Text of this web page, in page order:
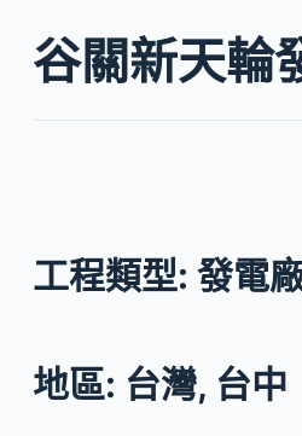
谷關新天輪
工程類型: 發電
地區: 台灣, 台中